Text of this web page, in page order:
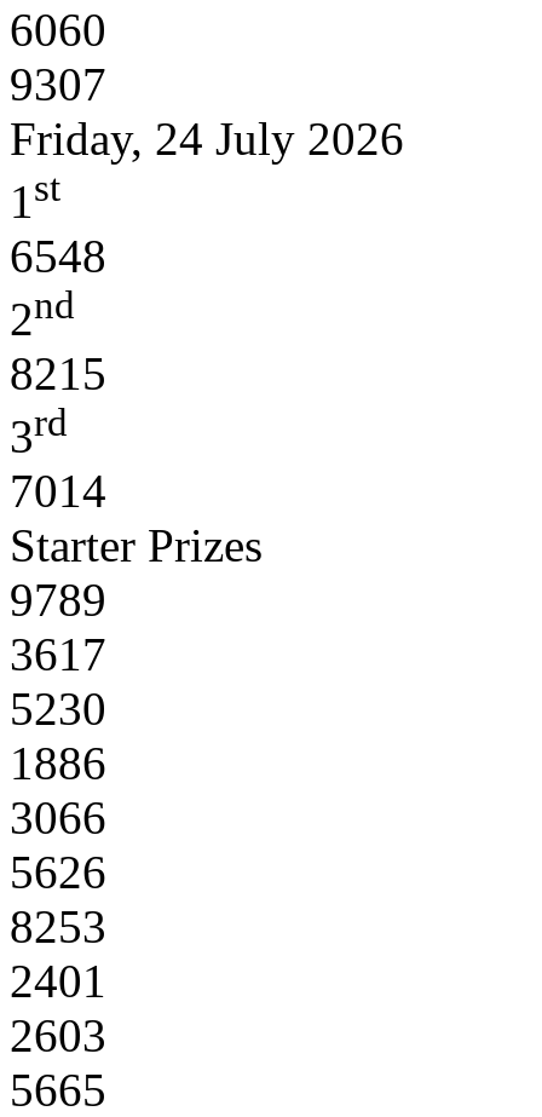
6060
9307
Friday, 24 July 2026
1st
6548
2nd
8215
3rd
7014
Starter Prizes
9789
3617
5230
1886
3066
5626
8253
2401
2603
5665